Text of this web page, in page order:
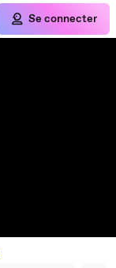
Se connecter